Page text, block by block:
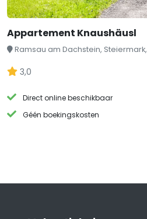
Appartement Knaushäusl
Ramsau am Dachstein,
3,0
Direct online beschikbaar
Géén boekingskosten